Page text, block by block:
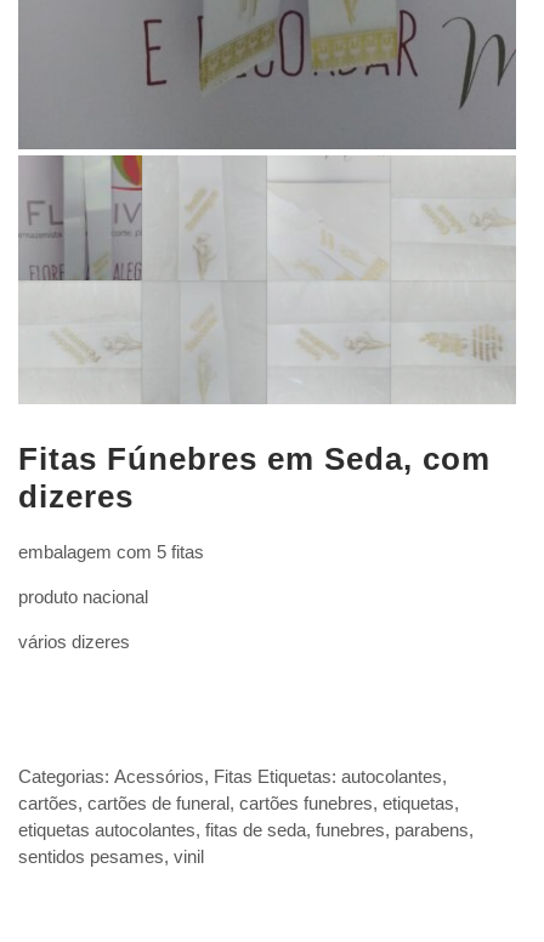
Fitas Fúnebres em Seda, com
dizeres
embalagem com 5 fitas
produto nacional
vários dizeres
Categorias: Acessórios, Fitas Etiquetas: autocolantes,
cartões, cartões de funeral, cartões funebres, etiquetas,
etiquetas autocolantes, fitas de seda, funebres, parabens,
sentidos pesames, vinil